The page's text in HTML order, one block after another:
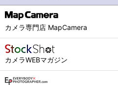
カメラ専門店 MapCamera
カメラWEBマガジン